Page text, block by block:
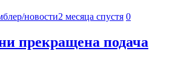
новости2 месяца спустя 0
прекращена подача